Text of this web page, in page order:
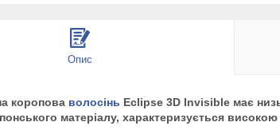
Опис
коропова волосінь Eclipse 3D Invisible має
матеріалу, характеризується